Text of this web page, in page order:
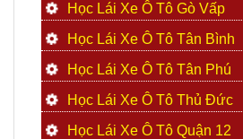
Học Lái Xe Ô Tô Gò Vấp
Học Lái Xe Ô Tô Tân Bình
Học Lái Xe Ô Tô Tân Phú
Học Lái Xe Ô Tô Thủ Đức
Học Lái Xe Ô Tô Quận 12